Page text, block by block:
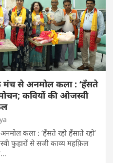
मंच से अनमोल कला : ‘हॅंसते
कवियों की ओजस्वी
कला : ‘हॅंसते रहो हॅंसाते रहो’
फुहारों से सजी काव्य महफ़िल